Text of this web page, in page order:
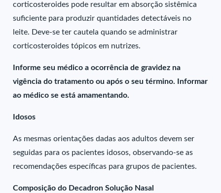
corticosteroides pode resultar em absorção sistêmica
suficiente para produzir quantidades detectáveis no
leite. Deve-se ter cautela quando se administrar
corticosteroides tópicos em nutrizes.
Informe seu médico a ocorrência de gravidez na
vigência do tratamento ou após o seu término. Informar
ao médico se está amamentando.
Idosos
As mesmas orientações dadas aos adultos devem ser
seguidas para os pacientes idosos, observando-se as
recomendações específicas para grupos de pacientes.
Composição do Decadron Solução Nasal